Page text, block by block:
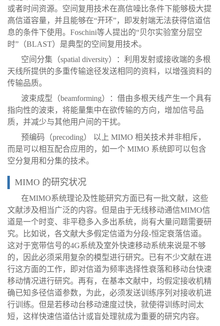
或者时间资源。空间复用技术在高信噪比条件下能够极大提
高信道容量，并且能够在“开环”，即发射端无法获得信道信
息的条件下使用。Foschini等人提出的“贝尔实验室分层空
时”（BLAST）是典型的空间复用技术。
空间分集（spatial diversity）：利用发射或接收端的多根
天线所提供的多重传输途径发送相同的资料，以增强资料的
传输品质。
波束成型（beamforming）：借由多根天线产生一个具有
指向性的波束，将能量集中在欲传输的方向，增加信号品
质，并减少与其他用户间的干扰。
预编码（precoding） 以上 MIMO 相关技术并非相斥，
而是可以相互配合应用的，如一个 MIMO 系统即可以包含
空分复用和分集的技术。
MIMO 的研究状况
在MIMO系统理论及性能研究方面已有一批文献，这些
文献涉及相当广泛的内容。但是由于无线移动通信MIMO信
道是一个时变、非平稳多入多出系统，尚有大量问题需要研
究。比如说，各文献大多假定信道为分段-恒定衰落信道。
这对于宽带信号的4G系统及室外快速移动系统来说是不够
的，因此必须采用复杂的模型进行研究。已有不少文献在进
行这方面的工作，即对信道为频率选择性衰落和移动台快速
移动情况进行研究。再有，在基本文献中，均假定接收机精
确已知多径信道参数，为此，必须发送训练序列对接收机进
行训练。但是若移动台移动速度过快，就使得训练时间太
短，这样快速信道估计或盲处理就成为重要的研究内容。